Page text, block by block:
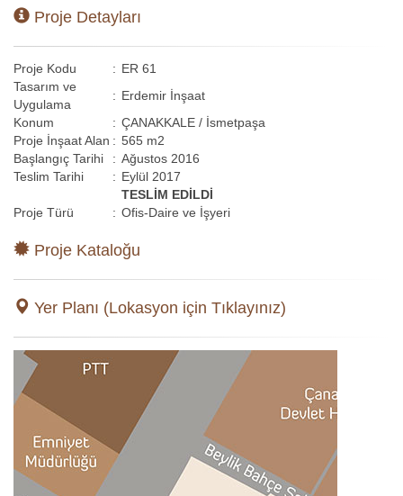
Proje Detayları
Proje Kodu : ER 61
Tasarım ve
Uygulama
: Erdemir İnşaat
Konum
: ÇANAKKALE / İsmetpaşa
Proje İnşaat Alan : 565 m2
Başlangıç Tarihi
: Ağustos 2016
Teslim Tarihi
: Eylül 2017
TESLİM EDİLDİ
Proje Türü
: Ofis-Daire ve İşyeri
Proje Kataloğu
Yer Planı (Lokasyon için Tıklayınız)